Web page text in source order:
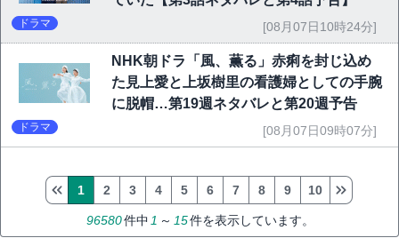
ドラマ [08月07日10時24分]
NHK朝ドラ「風、薫る」赤痢を封じ込め
た見上愛と上坂樹里の看護婦としての手腕
に脱帽…第19週ネタバレと第20週予告
ドラマ [08月07日09時07分]
96580件中1 ～ 15件を表示しています。
1 2 3 4 5 6 7 8 9 10